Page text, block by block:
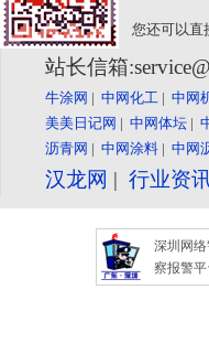
您还可以直
站长信箱
牛涂网 | 中网化工 | 中网
美美日记网 | 中网体坛 |
沥青网 | 中网涂料 | 中网
汉龙网 | 行业资
深圳网
察报警平